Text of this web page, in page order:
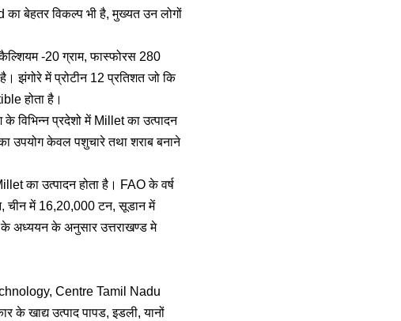
बेहतर विकल्प भी है, मुख्यत उन लोगों
कैल्शियम -20 ग्राम, फास्फोरस 280
झंगोरे में प्रोटीन 12 प्रतिशत जो कि
होता है।
विभिन्न प्रदेशो में Millet का उत्पादन
उपयोग केवल पशुचारे तथा शराब बनाने
का उत्पादन होता है। FAO के वर्ष
चीन में 16,20,000 टन, सूडान में
अध्ययन के अनुसार उत्तराखण्ड मे
Centre Tamil Nadu
के खाद्य उत्पाद पापड, इडली, यानों